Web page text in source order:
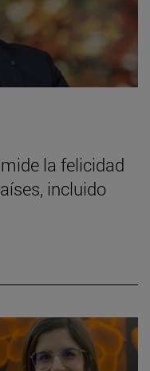
la felicidad
incluido